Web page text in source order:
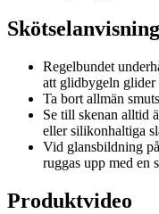
Regelbundet
att glidbygeln glider
Ta bort allmän smuts
Se till skenan alltid
eller silikonhaltiga
Vid glansbildning
ruggas upp med en
Produktvideo